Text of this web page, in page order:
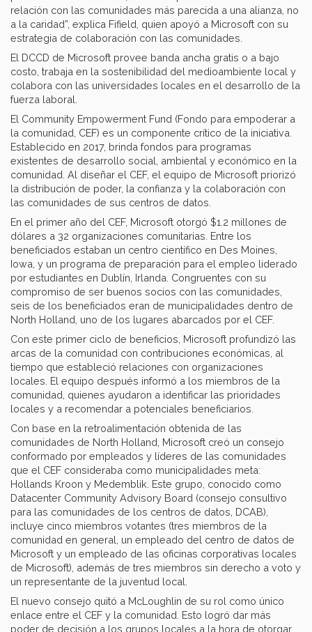
relación con las comunidades más parecida a una alianza, no
a la caridad”, explica Fifield, quien apoyó a Microsoft con su
estrategia de colaboración con las comunidades.
El DCCD de Microsoft provee banda ancha gratis o a bajo
costo, trabaja en la sostenibilidad del medioambiente local y
colabora con las universidades locales en el desarrollo de la
fuerza laboral.
El Community Empowerment Fund (Fondo para empoderar a
la comunidad, CEF) es un componente crítico de la iniciativa.
Establecido en 2017, brinda fondos para programas
existentes de desarrollo social, ambiental y económico en la
comunidad. Al diseñar el CEF, el equipo de Microsoft priorizó
la distribución de poder, la confianza y la colaboración con
las comunidades de sus centros de datos.
En el primer año del CEF, Microsoft otorgó $1.2 millones de
dólares a 32 organizaciones comunitarias. Entre los
beneficiados estaban un centro científico en Des Moines,
Iowa, y un programa de preparación para el empleo liderado
por estudiantes en Dublín, Irlanda. Congruentes con su
compromiso de ser buenos socios con las comunidades,
seis de los beneficiados eran de municipalidades dentro de
North Holland, uno de los lugares abarcados por el CEF.
Con este primer ciclo de beneficios, Microsoft profundizó las
arcas de la comunidad con contribuciones económicas, al
tiempo que estableció relaciones con organizaciones
locales. El equipo después informó a los miembros de la
comunidad, quienes ayudaron a identificar las prioridades
locales y a recomendar a potenciales beneficiarios.
Con base en la retroalimentación obtenida de las
comunidades de North Holland, Microsoft creó un consejo
conformado por empleados y líderes de las comunidades
que el CEF consideraba como municipalidades meta:
Hollands Kroon y Medemblik. Este grupo, conocido como
Datacenter Community Advisory Board (consejo consultivo
para las comunidades de los centros de datos, DCAB),
incluye cinco miembros votantes (tres miembros de la
comunidad en general, un empleado del centro de datos de
Microsoft y un empleado de las oficinas corporativas locales
de Microsoft), además de tres miembros sin derecho a voto y
un representante de la juventud local.
El nuevo consejo quitó a McLoughlin de su rol como único
enlace entre el CEF y la comunidad. Esto logró dar más
poder de decisión a los grupos locales a la hora de otorgar